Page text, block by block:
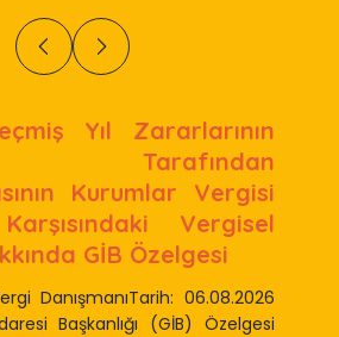
Yıl Zararlarının
Tarafından
Kurumlar Vergisi
Vergisel
GİB Özelgesi
DanışmanıTarih: 06.08.2026
Başkanlığı (GİB) Özelgesi